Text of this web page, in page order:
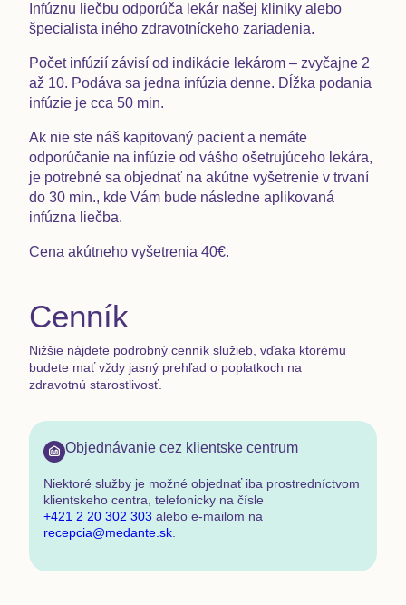
Infúznu liečbu odporúča lekár našej kliniky alebo
špecialista iného zdravotníckeho zariadenia.
Počet infúzií závisí od indikácie lekárom – zvyčajne 2
až 10. Podáva sa jedna infúzia denne. Dĺžka podania
infúzie je cca 50 min.
Ak nie ste náš kapitovaný pacient a nemáte
odporúčanie na infúzie od vášho ošetrujúceho lekára,
je potrebné sa objednať na akútne vyšetrenie v trvaní
do 30 min., kde Vám bude následne aplikovaná
infúzna liečba.
Cena akútneho vyšetrenia 40€.
Cenník
Nižšie nájdete podrobný cenník služieb, vďaka ktorému
budete mať vždy jasný prehľad o poplatkoch na
zdravotnú starostlivosť.
Objednávanie cez klientske centrum
Niektoré služby je možné objednať iba prostredníctvom
klientskeho centra telefonicky na čísle
+421 2 20 302 303 alebo e-mailom na
recepcia@medante.sk